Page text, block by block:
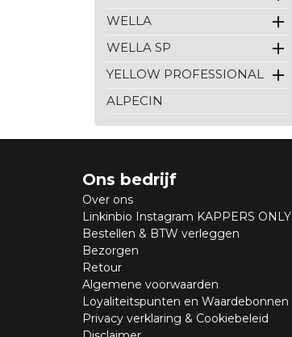
WELLA 
WELLA SP 
YELLOW PROFESSIONAL 
ALPECIN
Ons bedrijf
Over ons
Linkinbio Instagram KAPPERS ONLY
Bestellen & BTW verleggen
Bezorgen
Retour
Algemene voorwaarden
Loyaliteitspunten en Waardebonnen
Privacy verklaring & Cookiebeleid